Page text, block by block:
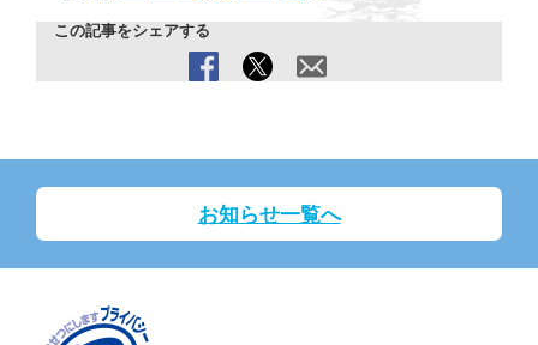
この記事をシェアする
お知らせ一覧へ